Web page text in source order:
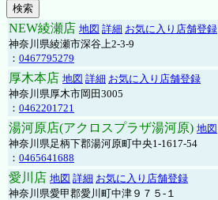
NEW綾瀬店 地図 詳細 お気に入り店舗登録
神奈川県綾瀬市深谷上2-3-9
： 0467795279
厚木本店 地図 詳細 お気に入り店舗登録
神奈川県厚木市岡田3005
： 0462201721
湯河原店(アクロスプラザ湯河原) 地図
神奈川県足柄下郡湯河原町中央1-1617-54
： 0465641688
愛川店 地図 詳細 お気に入り店舗登録
神奈川県愛甲郡愛川町中津９７５-１